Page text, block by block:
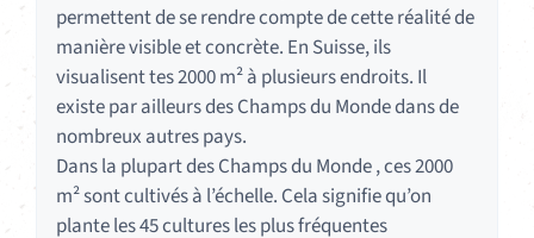
permettent de se rendre compte de cette réalité de
manière visible et concrète. En Suisse, ils
visualisent tes 2000 m² à plusieurs endroits. Il
existe par ailleurs des Champs du Monde dans de
nombreux autres pays.
Dans la plupart des Champs du Monde , ces 2000
m² sont cultivés à l’échelle. Cela signifie qu’on
plante les 45 cultures les plus fréquentes